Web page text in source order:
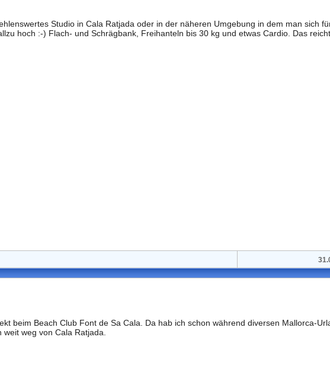
Studio in Cala Ratjada oder in der näheren Umgebung in dem man sich
hoch :-) Flach- und Schrägbank, Freihanteln bis 30 kg und etwas Cardio. Das
beim Beach Club Font de Sa Cala. Da hab ich schon während diversen Mallorca-
weg von Cala Ratjada.